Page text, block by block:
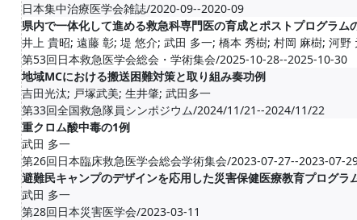
日本集中治療医学会雑誌/2020-09--2020-09
県内で一体化して進める救急科専門医の育成とポストプログラム
井上 貴昭; 遠藤 彰; 堤 悠介; 武田 多一; 橋本 秀樹; 村岡 麻樹; 河野
第53回日本救急医学会総会・学術集会/2025-10-28--2025-10-30
地域MCにおける搬送困難対策と取り組み奏功例
吉田光汰; 戸塚武美; 生井肇; 武田多一
第33回全国救急隊員シンポジウム/2024/11/21--2024/11/22
重クロム酸中毒の1例
武田 多一
第26回日本臨床救急医学会総会学術集会/2023-07-27--2023-07-
避難民キャンプのデザインを応用した災害保健医療教育プログラ
武田 多一
第28回日本災害医学会/2023-03-11